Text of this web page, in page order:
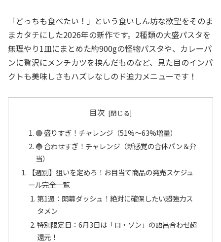
「どっちも食べたい！」という食いしん坊な欲望をそのま
まカタチにした2026年の新作です。2種類の大盛パスタを
無理やり1皿にまとめた約900gの怪物パスタや、カレーパ
ンに贅沢にメンチカツを挟んだものなど、見た目のインパ
クトも美味しさもハズレなしのド迫力メニューです！
目次
🔴 盛りすぎ！チャレンジ（51%〜63%増量）
🔵 合わせすぎ！チャレンジ（新感覚の合体パン＆弁
当）
【週別】狙いを定めろ！お目当て商品の発売スケジュ
ール完全一覧
第1週：開幕ダッシュ！絶対に確保したい超強力ス
タメン
特別限定日：6月3日は「ロ・ソン」の語呂合わせ超
還元！